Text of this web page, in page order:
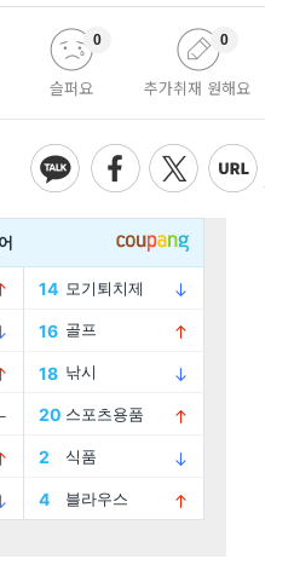
슬퍼요
0
추가취재 원해요
0